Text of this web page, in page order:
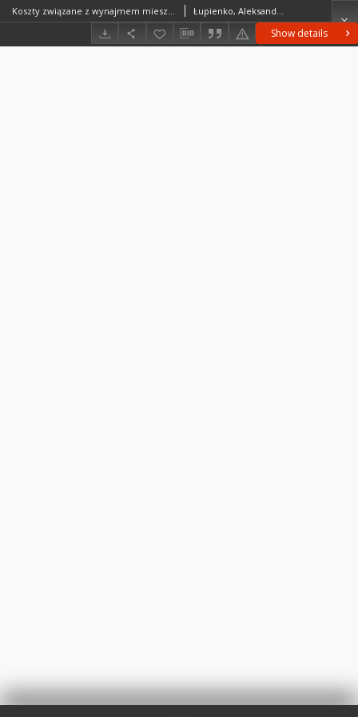
Show details
Koszty związane z wynajmem mieszkania w Warszawie w latach 1864–1914 Łupienko, Aleksander (1980– )